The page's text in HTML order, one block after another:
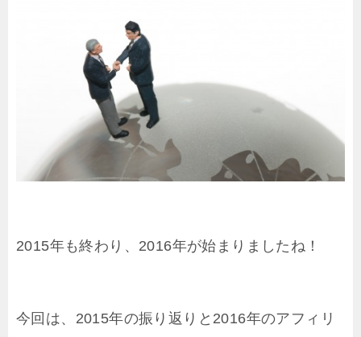
2015年も終わり、2016年が始まりましたね！
今回は、2015年の振り返りと2016年のアフィリ